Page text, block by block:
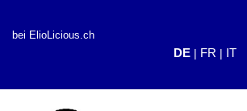
Herzlich
bei
DE | FR | IT